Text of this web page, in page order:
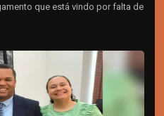
que está vindo por falta de